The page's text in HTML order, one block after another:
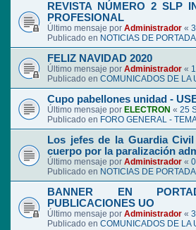
REVISTA NÚMERO 2 SLP
PROFESIONAL
Último mensaje por Administrador «
Publicado en NOTICIAS DE PORTADA
FELIZ NAVIDAD 2020
Último mensaje por Administrador «
Publicado en COMUNICADOS DE LA
Cupo pabellones unidad -
Último mensaje por ELECTRON « 25
Publicado en FORO GENERAL -
Los jefes de la Guardia
cuerpo por la paralización
Último mensaje por Administrador «
Publicado en NOTICIAS DE PORTADA
BANNER EN
PUBLICACIONES UO
Último mensaje por Administrador «
Publicado en COMUNICADOS DE LA